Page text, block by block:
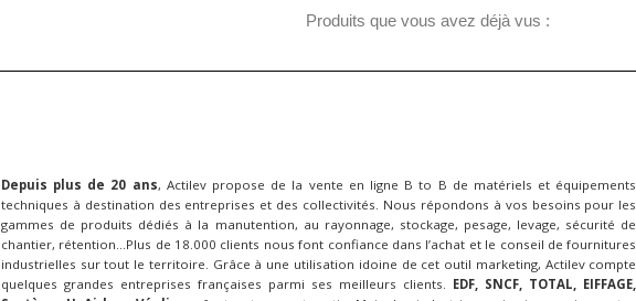
Produits que vous avez déjà vus :
Depuis plus de 20 ans, Actilev propose de la vente en ligne B to B de matériels et équipements
techniques à destination des entreprises et des collectivités. Nous répondons à vos besoins pour les
gammes de produits dédiés à la manutention, au rayonnage, stockage, pesage, levage, sécurité de
chantier, rétention...Plus de 18.000 clients nous font confiance dans l’achat et le conseil de fournitures
industrielles sur tout le territoire. Grâce à une utilisation idoine de cet outil marketing, Actilev compte
quelques grandes entreprises françaises parmi ses meilleurs clients. EDF, SNCF, TOTAL, EIFFAGE,